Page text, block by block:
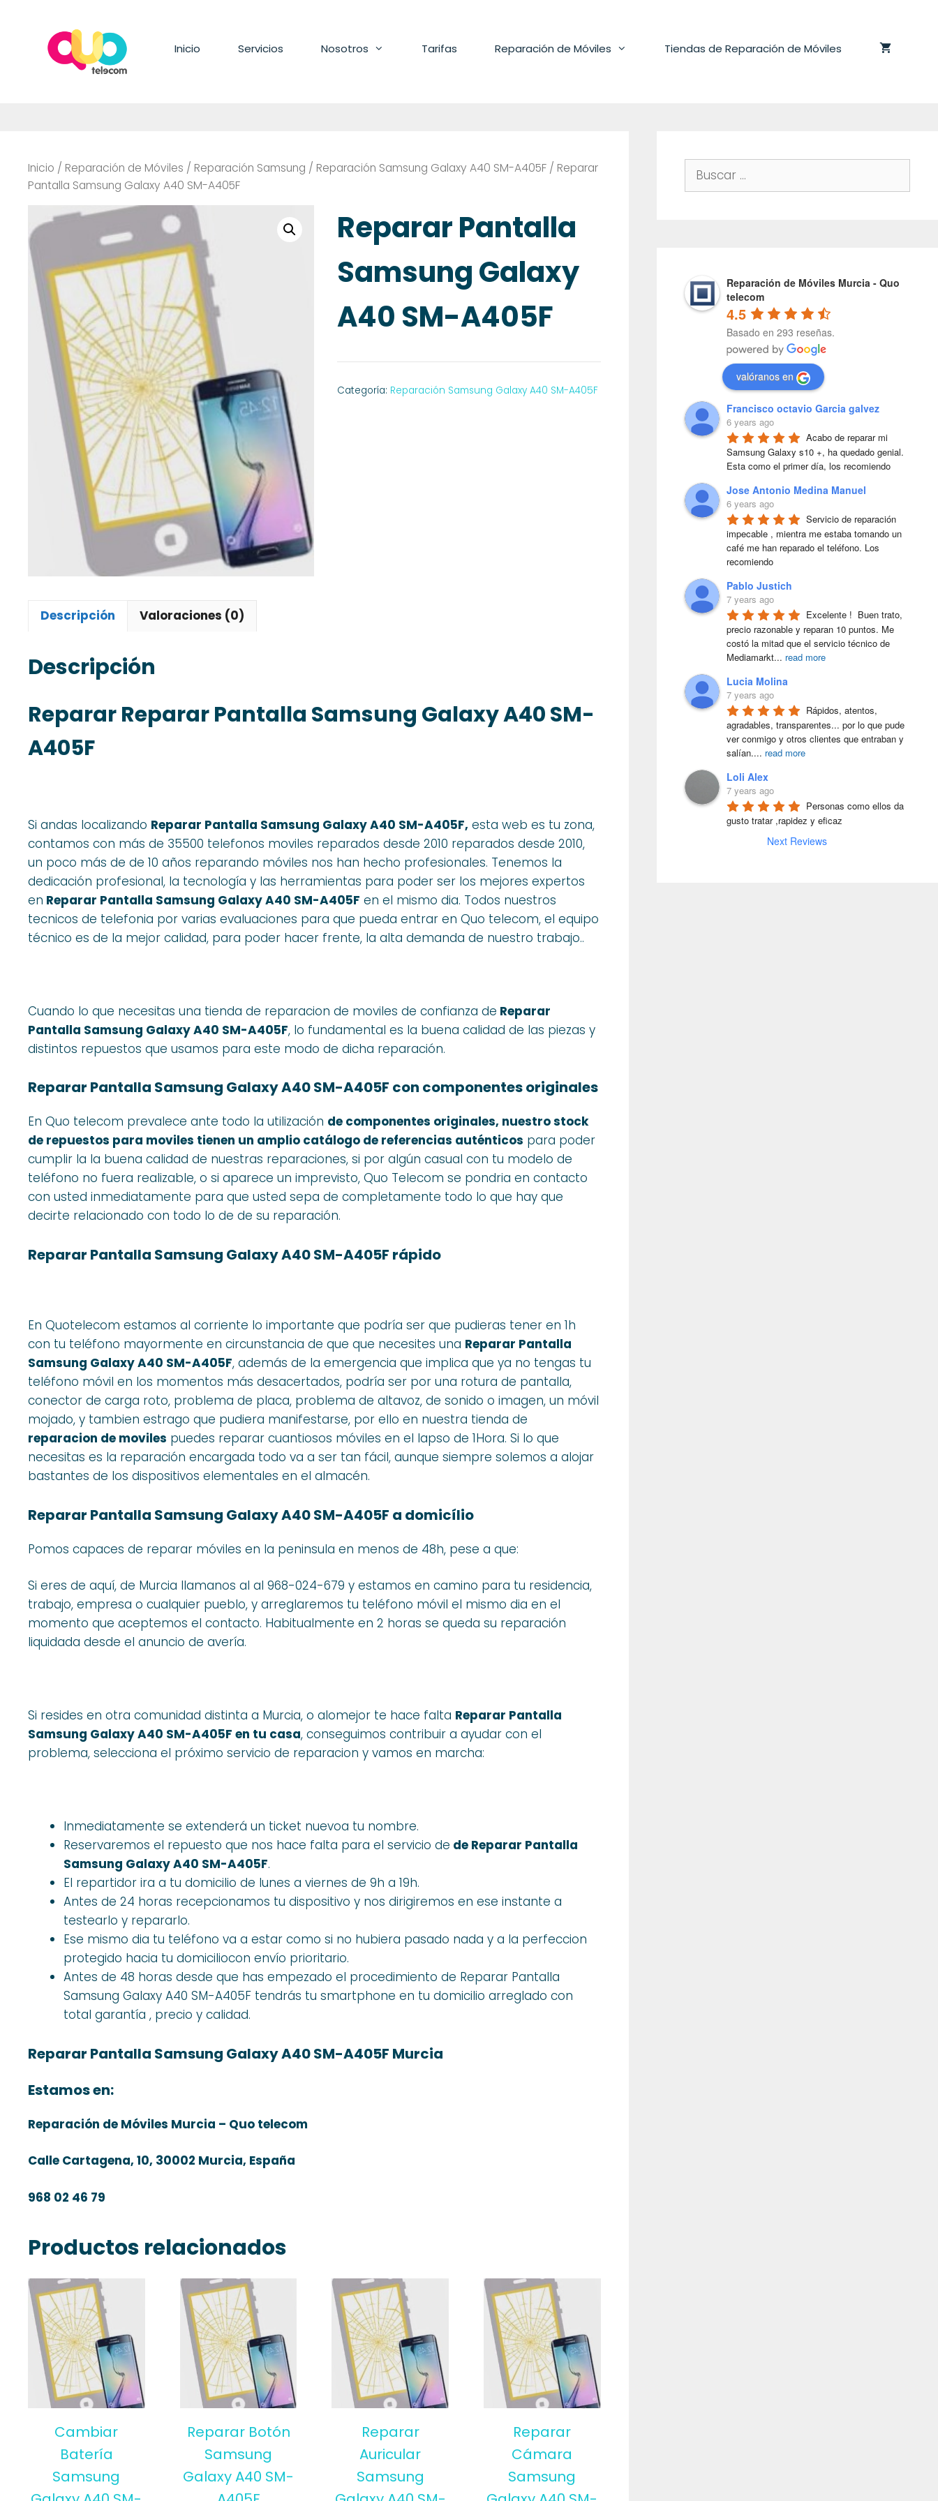
contenido
Inicio Servicios Nosotros Tarifas Reparación de Móviles Tiendas de Reparación de Móviles
Inicio / Reparación de Móviles / Reparación Samsung / Reparación Samsung Galaxy A40 SM-A405F / Reparar
Pantalla Samsung Galaxy A40 SM-A405F
Reparar Pantalla
Samsung Galaxy
A40 SM-A405F
Categoría: Reparación Samsung Galaxy A40 SM-A405F
Descripción Valoraciones (0)
Descripción
Reparar Reparar Pantalla Samsung Galaxy A40 SM-
A405F
Si andas localizando Reparar Pantalla Samsung Galaxy A40 SM-A405F, esta web es tu zona,
contamos con más de 35500 telefonos moviles reparados desde 2010 reparados desde 2010,
un poco más de de 10 años reparando móviles nos han hecho profesionales. Tenemos la
dedicación profesional, la tecnología y las herramientas para poder ser los mejores expertos
en Reparar Pantalla Samsung Galaxy A40 SM-A405F en el mismo dia. Todos nuestros
tecnicos de telefonia por varias evaluaciones para que pueda entrar en Quo telecom, el equipo
técnico es de la mejor calidad, para poder hacer frente, la alta demanda de nuestro trabajo..
Cuando lo que necesitas una tienda de reparacion de moviles de confianza de Reparar
Pantalla Samsung Galaxy A40 SM-A405F, lo fundamental es la buena calidad de las piezas y
distintos repuestos que usamos para este modo de dicha reparación.
Reparar Pantalla Samsung Galaxy A40 SM-A405F con componentes originales
En Quo telecom prevalece ante todo la utilización de componentes originales, nuestro stock
de repuestos para moviles tienen un amplio catálogo de referencias auténticos para poder
cumplir la la buena calidad de nuestras reparaciones, si por algún casual con tu modelo de
teléfono no fuera realizable, o si aparece un imprevisto, Quo Telecom se pondria en contacto
con usted inmediatamente para que usted sepa de completamente todo lo que hay que
decirte relacionado con todo lo de de su reparación.
Reparar Pantalla Samsung Galaxy A40 SM-A405F rápido
En Quotelecom estamos al corriente lo importante que podría ser que pudieras tener en 1h
con tu teléfono mayormente en circunstancia de que que necesites una Reparar Pantalla
Samsung Galaxy A40 SM-A405F, además de la emergencia que implica que ya no tengas tu
teléfono móvil en los momentos más desacertados, podría ser por una rotura de pantalla,
conector de carga roto, problema de placa, problema de altavoz, de sonido o imagen, un móvil
mojado, y tambien estrago que pudiera manifestarse, por ello en nuestra tienda de
reparacion de moviles puedes reparar cuantiosos móviles en el lapso de 1Hora. Si lo que
necesitas es la reparación encargada todo va a ser tan fácil, aunque siempre solemos a alojar
bastantes de los dispositivos elementales en el almacén.
Reparar Pantalla Samsung Galaxy A40 SM-A405F a domicílio
Pomos capaces de reparar móviles en la peninsula en menos de 48h, pese a que:
Si eres de aquí, de Murcia llamanos al al 968-024-679 y estamos en camino para tu residencia,
trabajo, empresa o cualquier pueblo, y arreglaremos tu teléfono móvil el mismo dia en el
momento que aceptemos el contacto. Habitualmente en 2 horas se queda su reparación
liquidada desde el anuncio de avería.
Si resides en otra comunidad distinta a Murcia, o alomejor te hace falta Reparar Pantalla
Samsung Galaxy A40 SM-A405F en tu casa, conseguimos contribuir a ayudar con el
problema, selecciona el próximo servicio de reparacion y vamos en marcha:
Inmediatamente se extenderá un ticket nuevoa tu nombre.
Reservaremos el repuesto que nos hace falta para el servicio de de Reparar Pantalla
Samsung Galaxy A40 SM-A405F.
El repartidor ira a tu domicilio de lunes a viernes de 9h a 19h.
Antes de 24 horas recepcionamos tu dispositivo y nos dirigiremos en ese instante a
testearlo y repararlo.
Ese mismo dia tu teléfono va a estar como si no hubiera pasado nada y a la perfeccion
protegido hacia tu domiciliocon envío prioritario.
Antes de 48 horas desde que has empezado el procedimiento de Reparar Pantalla
Samsung Galaxy A40 SM-A405F tendrás tu smartphone en tu domicilio arreglado con
total garantía , precio y calidad.
Reparar Pantalla Samsung Galaxy A40 SM-A405F Murcia
Estamos en:
Reparación de Móviles Murcia – Quo telecom
Calle Cartagena, 10, 30002 Murcia, España
968 02 46 79
Productos relacionados
Cambiar
Batería
Samsung
Reparar Botón
Samsung
Galaxy A40 SM-
Reparar
Auricular
Samsung
Reparar
Cámara
Samsung
Buscar:
Reparación de Móviles Murcia - Quo
telecom
4.5
Basado en 293 reseñas.
valóranos en
Francisco octavio Garcia galvez
6 years ago
Acabo de reparar mi
Samsung Galaxy s10 +, ha quedado genial.
Esta como el primer día, los recomiendo
Jose Antonio Medina Manuel
6 years ago
Servicio de reparación
impecable , mientra me estaba tomando un
café me han reparado el teléfono. Los
recomiendo
Pablo Justich
7 years ago
Excelente !  Buen trato,
precio razonable y reparan 10 puntos. Me
costó la mitad que el servicio técnico de
Mediamarkt... read more
Lucia Molina
7 years ago
Rápidos, atentos,
agradables, transparentes... por lo que pude
ver conmigo y otros clientes que entraban y
salían.... read more
Loli Alex
7 years ago
Personas como ellos da
gusto tratar ,rapidez y eficaz
Next Reviews